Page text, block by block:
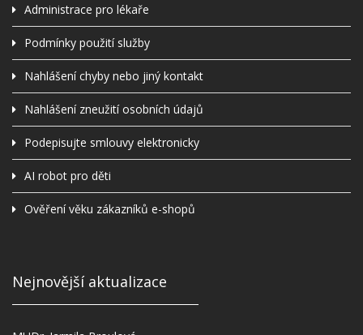
Administrace pro lékaře
Podmínky použití služby
Nahlášení chyby nebo jiný kontakt
Nahlášení zneužití osobních údajů
Podepisujte smlouvy elektronicky
AI robot pro děti
Ověření věku zákazníků e-shopů
Nejnovější aktualizace